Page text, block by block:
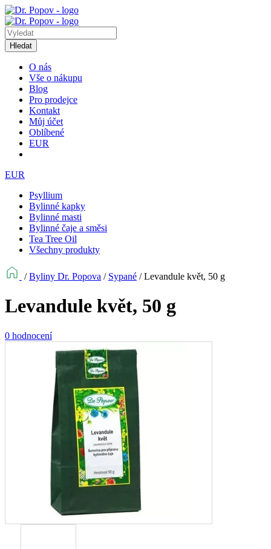
Hledat
O nás
Vše o nákupu
Blog
Pro prodejce
Kontakt
Můj účet
Oblíbené
EUR
EUR
Psyllium
Bylinné kapky
Bylinné masti
Bylinné čaje a směsi
Tea Tree Oil
Všechny produkty
/Byliny Dr. Popova / Sypané /Levandule květ, 50 g
Levandule květ, 50 g
0 hodnocení